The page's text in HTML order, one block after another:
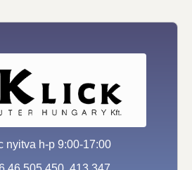
nyitva h-p 9:00-17:00